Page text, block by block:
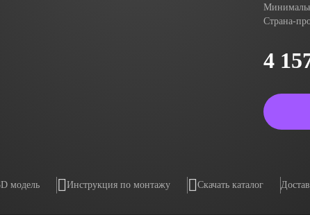
Страна-
4
модель Инструкция по монтажу Скачать каталог